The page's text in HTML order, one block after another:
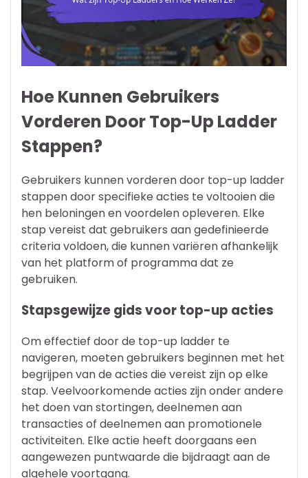
Hoe Kunnen Gebruikers
Vorderen Door Top-Up Ladder
Stappen?
Gebruikers kunnen vorderen door top-up ladder
stappen door specifieke acties te voltooien die
hen beloningen en voordelen opleveren. Elke
stap vereist dat gebruikers aan gedefinieerde
criteria voldoen, die kunnen variëren afhankelijk
van het platform of programma dat ze
gebruiken.
Stapsgewijze gids voor top-up acties
Om effectief door de top-up ladder te
navigeren, moeten gebruikers beginnen met het
begrijpen van de acties die vereist zijn op elke
stap. Veelvoorkomende acties zijn onder andere
het doen van stortingen, deelnemen aan
transacties of deelnemen aan promotionele
activiteiten. Elke actie heeft doorgaans een
aangewezen puntwaarde die bijdraagt aan de
algehele voortgang.